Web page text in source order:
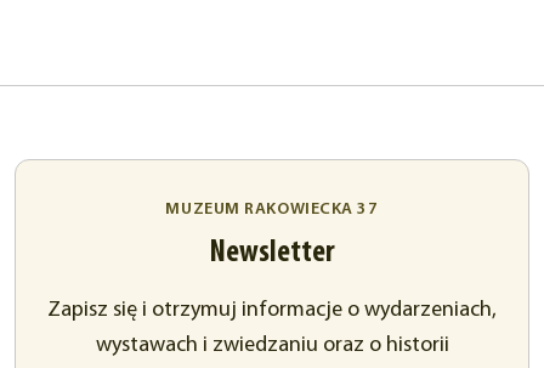
MUZEUM RAKOWIECKA 37
Newsletter
Zapisz się i otrzymuj informacje o wydarzeniach,
wystawach i zwiedzaniu oraz o historii